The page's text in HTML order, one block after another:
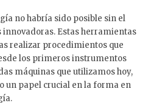
no habría sido posible sin el
Estas herramientas
realizar procedimientos que
los primeros instrumentos
máquinas que utilizamos hoy,
un papel crucial en la forma en